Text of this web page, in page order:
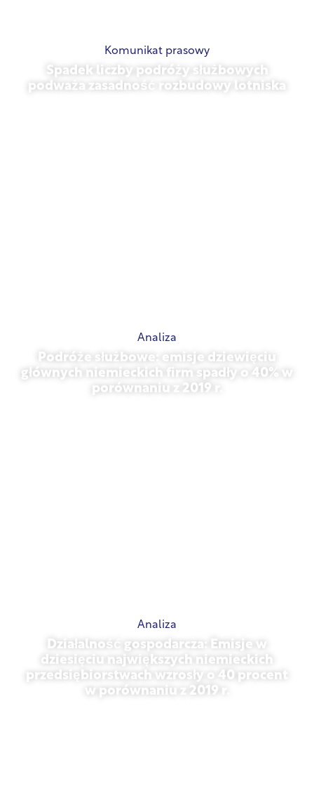
Komunikat prasowy
Spadek liczby podróży służbowych
podważa zasadność rozbudowy lotniska
Analiza
Podróże służbowe: emisje dziewięciu
głównych niemieckich firm spadły o 40% w
porównaniu z 2019 r.
Analiza
Działalność gospodarcza: Emisje w
dziesięciu największych niemieckich
przedsiębiorstwach wzrosły o 40 procent
w porównaniu z 2019 r.